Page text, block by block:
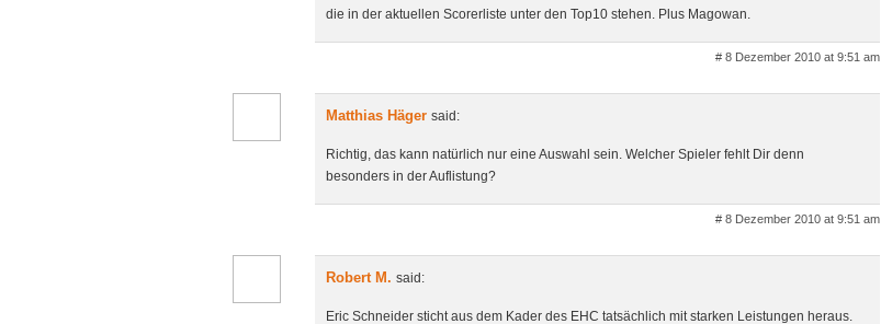
die in der aktuellen Scorerliste unter den Top10 stehen. Plus Magowan.
# 8 Dezember 2010 at 9:51 am
Matthias Häger said:
Richtig, das kann natürlich nur eine Auswahl sein. Welcher Spieler fehlt Dir denn
besonders in der Auflistung?
# 8 Dezember 2010 at 9:51 am
Robert M. said:
Eric Schneider sticht aus dem Kader des EHC tatsächlich mit starken Leistungen heraus.